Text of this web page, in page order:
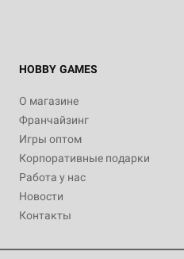
HOBBY GAMES
О магазине
Франчайзинг
Игры оптом
Корпоративные подарки
Работа у нас
Новости
Контакты